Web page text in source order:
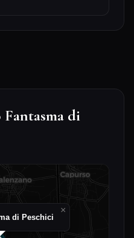
di
di Peschici
×